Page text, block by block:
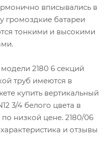
вписывались в
громоздкие батареи
тонкими и высокими
2180 6 секций
труб имеются в
купить вертикальный
3/4 белого цвета в
низкой цене. 2180/06
и отзывы